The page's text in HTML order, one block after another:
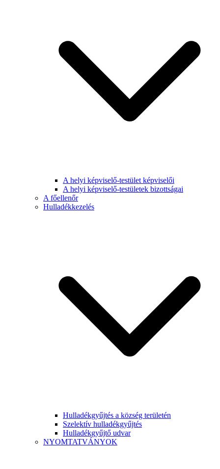
A helyi képviselő-testület képviselői
A helyi képviselő-testületek bizottságai
A főellenőr
Hulladékkezelés
Hulladékgyűjtés a község területén
Szelektív hulladékgyűjtés
Hulladékgyűjtő udvar
NYOMTATVÁNYOK